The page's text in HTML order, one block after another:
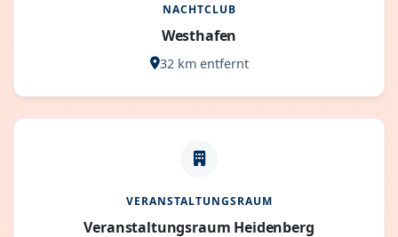
NACHTCLUB
Westhafen
32 km entfernt
VERANSTALTUNGSRAUM
Veranstaltungsraum Heidenberg